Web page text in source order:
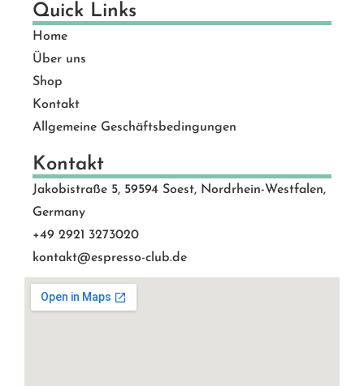
Quick Links
Home
Über uns
Shop
Kontakt
Allgemeine Geschäftsbedingungen
Kontakt
Jakobistraße 5, 59594 Soest, Nordrhein-Westfalen,
Germany
+49 2921 3273020
kontakt@espresso-club.de